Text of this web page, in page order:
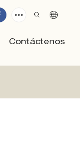
Contáctenos